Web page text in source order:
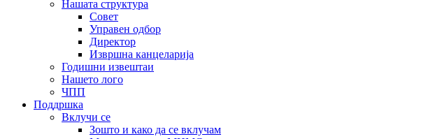
Нашата структура
Совет
Управен одбор
Директор
Извршна канцеларија
Годишни извештаи
Нашето лого
ЧПП
Поддршка
Вклучи се
Зошто и како да се вклучам